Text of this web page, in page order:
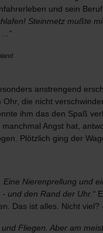
und sein
Steinmetz mußte
anstrengend
Ohr, die nicht
ihm das den Spaß
manchmal Angst hat,
Plötzlich ging der
Eine Nierenprellung
und den Rand der Uhr.“
Das ist alles. Nicht viel?
und Fliegen. Aber am